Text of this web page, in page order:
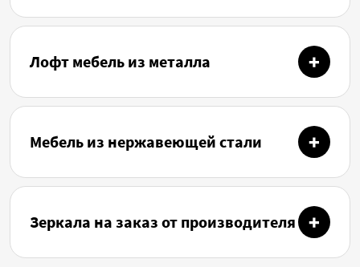
Лофт мебель из металла
Мебель из нержавеющей стали
Зеркала на заказ от производителя